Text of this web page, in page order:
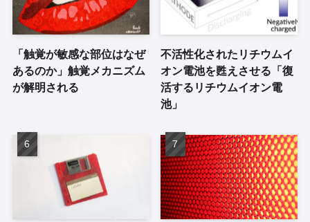
「触覚が敏感な部位はなぜ
あるのか」触覚メカニズム
が解明される
不活性化されたリチウムイ
オン電池を甦えさせる「復
活するリチウムイオン電
池」